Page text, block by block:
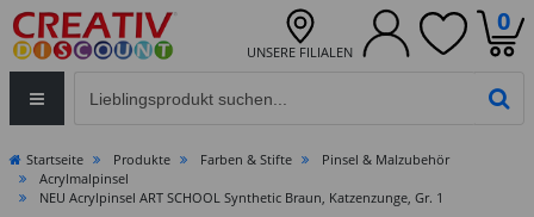
UNSERE FILIALEN
0
Startseite Produkte Farben & Stifte
Pinsel & Malzubehör
Acrylmalpinsel
NEU Acrylpinsel ART SCHOOL Synthetic Braun, Katzenzunge, Gr. 1